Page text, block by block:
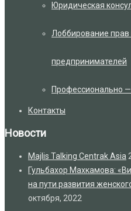
Юридическая
Лоббирование
предпринимателей
Профессионально —
Контакты
Новости
Majlis Talking Centrak Asia
Гульбахор Махкамова:
на пути развития
октября, 2022